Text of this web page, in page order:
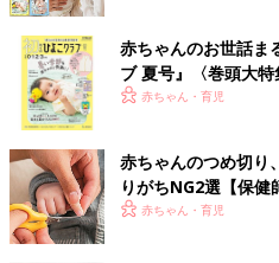
赤ちゃんのお世話ま
ブ 夏号』〈巻頭大
く！ おっぱい・ミル
赤ちゃん・育児
赤ちゃんのつめ切り
りがちNG2選【保健
赤ちゃん・育児